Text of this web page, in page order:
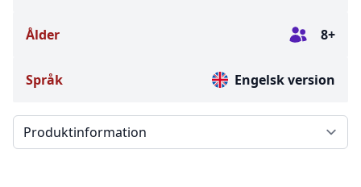
Ålder 8+
Språk Engelsk version
Välj en flik